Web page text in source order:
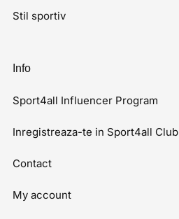
Stil sportiv
Info
Sport4all Influencer Program
Inregistreaza-te in Sport4all Club
Contact
My account